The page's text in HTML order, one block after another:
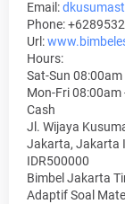
Email:
Phone:
Url:
Hours:
Sat-Sun
Mon-Fri 08:00am
Cash
Jl. Wijaya
Jakarta, Jakarta
IDR500000
Bimbel Jakarta
Adaptif Soal